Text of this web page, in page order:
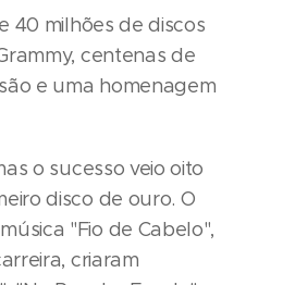
40 milhões de discos
centenas de
e uma homenagem
o sucesso veio oito
disco de ouro. O
"Fio de Cabelo",
criaram